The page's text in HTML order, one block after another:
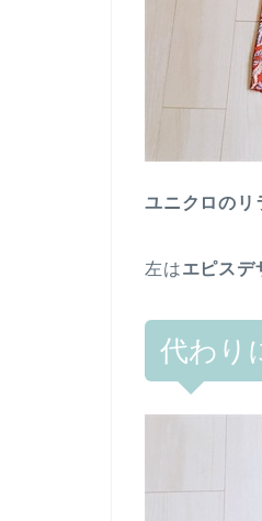
ユニクロのリ
左はエピスデ
代わり